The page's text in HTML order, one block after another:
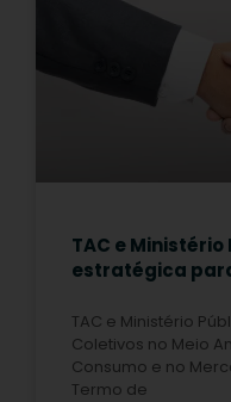
TAC e
estratégica
TAC e Ministério
Coletivos no Meio
Consumo e no
Termo de